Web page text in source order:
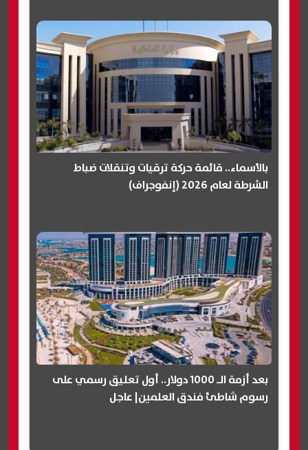
بالأسماء.. قائمة حركة ترقيات وتنقلات ضباط
الشرطة لعام 2026 (إنفوجراف)
بعد أزمة الـ 1000 دولار.. أول تعليق رسمي على
رسوم شاطئ فندق العلمين| عاجل